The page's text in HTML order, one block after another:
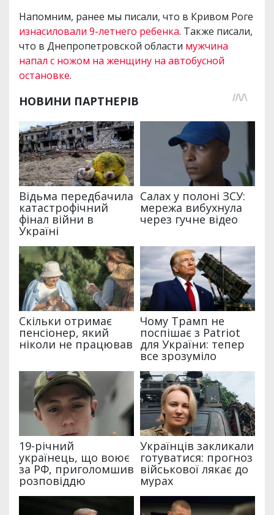
Напомним, ранее мы писали, что в Кривом Роге
изнасиловали 9-летнего ребенка. Также писали,
что в Днепропетровской области мужчина
напал с ножом на женщину на автобусной
остановке.